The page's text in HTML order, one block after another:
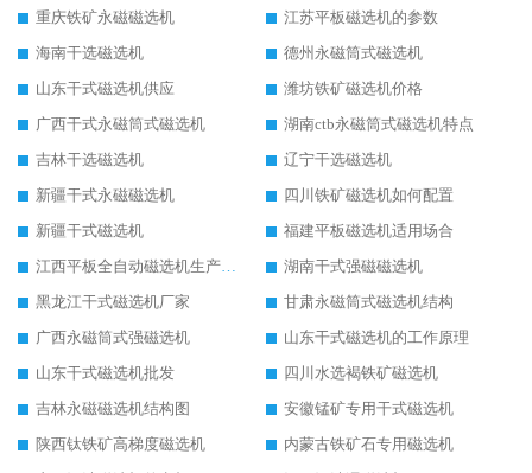
重庆铁矿永磁磁选机
江苏平板磁选机的参数
海南干选磁选机
德州永磁筒式磁选机
山东干式磁选机供应
潍坊铁矿磁选机价格
广西干式永磁筒式磁选机
湖南ctb永磁筒式磁选机特点
吉林干选磁选机
辽宁干选磁选机
新疆干式永磁磁选机
四川铁矿磁选机如何配置
新疆干式磁选机
福建平板磁选机适用场合
江西平板全自动磁选机生产厂家
湖南干式强磁磁选机
黑龙江干式磁选机厂家
甘肃永磁筒式磁选机结构
广西永磁筒式强磁选机
山东干式磁选机的工作原理
山东干式磁选机批发
四川水选褐铁矿磁选机
吉林永磁磁选机结构图
安徽锰矿专用干式磁选机
陕西钛铁矿高梯度磁选机
内蒙古铁矿石专用磁选机